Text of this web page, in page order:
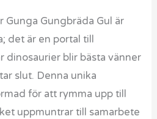
Gunga Gungbräda Gul är
det är en portal till
dinosaurier blir bästa vänner
slut. Denna unika
för att rymma upp till
uppmuntrar till samarbete